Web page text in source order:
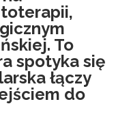
To
spotyka się
łączy
do